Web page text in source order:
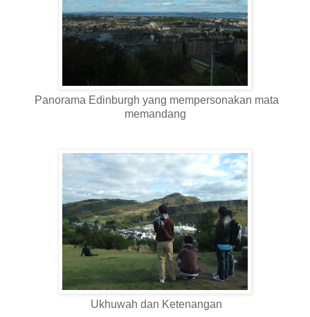
Panorama Edinburgh yang mempersonakan mata
memandang
Ukhuwah dan Ketenangan